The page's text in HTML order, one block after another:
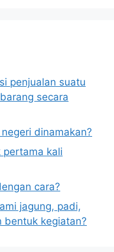
penjualan suatu
secara
dinamakan?
pertama kali
cara?
jagung, padi,
bentuk kegiatan?